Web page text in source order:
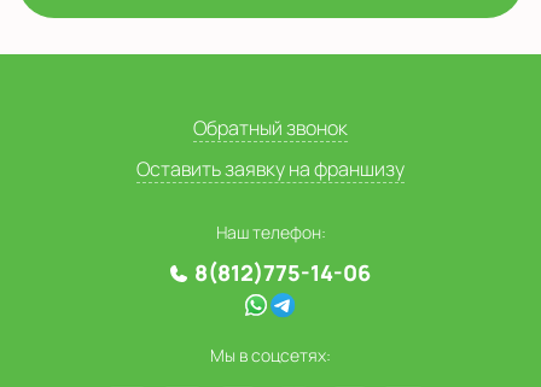
Обратный звонок
Оставить заявку на франшизу
Наш телефон:
8(812)775-14-06
Мы в соцсетях: